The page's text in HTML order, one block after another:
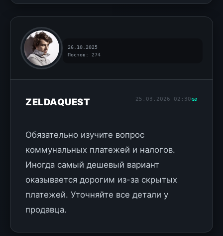
26.10.2025
Постов: 274
ZELDAQUEST 25.03.2026 02:30
Обязательно изучите вопрос
коммунальных платежей и налогов.
Иногда самый дешевый вариант
оказывается дорогим из-за скрытых
платежей. Уточняйте все детали у
продавца.